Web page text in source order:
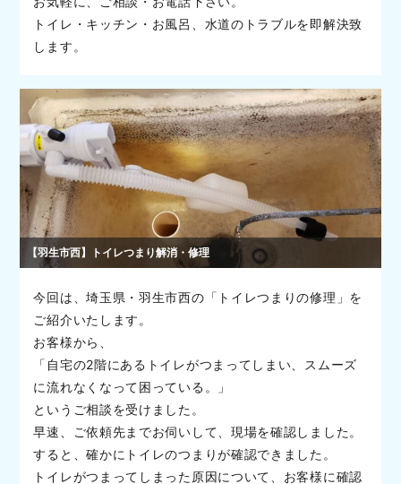
トイレ・キッチン・お風呂、水道のトラブルを即解決致
します。
【羽生市西】トイレつまり解消・修理
今回は、埼玉県・羽生市西の「トイレつまりの修理」を
ご紹介いたします。
お客様から、
「自宅の2階にあるトイレがつまってしまい、スムーズ
に流れなくなって困っている。」
というご相談を受けました。
早速、ご依頼先までお伺いして、現場を確認しました。
すると、確かにトイレのつまりが確認できました。
トイレがつまってしまった原因について、お客様に確認